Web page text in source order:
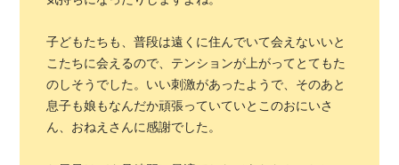
子どもたちも、普段は遠くに住んでいて会えないいと
こたちに会えるので、テンションが上がってとてもた
のしそうでした。いい刺激があったようで、そのあと
息子も娘もなんだか頑張っていていとこのおにいさ
ん、おねえさんに感謝でした。